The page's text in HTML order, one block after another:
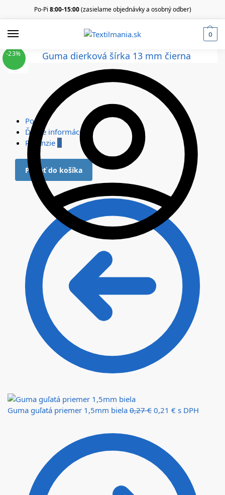
Po-Pi 8:00-15:00(zasielame objednávky a osobný odber)
0
Popis
Ďalšie informácie
Recenzie 0
Pridať do košíka
Guma guľatá priemer 1,5mm biela 0,27€ 0,21 € s DPH
-23%